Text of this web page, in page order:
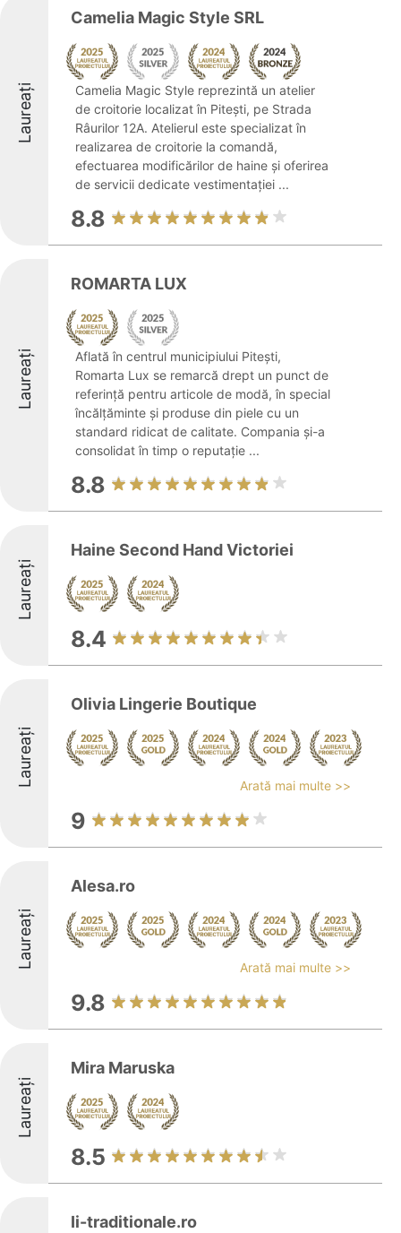
Laureați
Camelia Magic Style SRL
Camelia Magic Style reprezintă un atelier
de croitorie localizat în Pitești, pe Strada
Râurilor 12A. Atelierul este specializat în
realizarea de croitorie la comandă,
efectuarea modificărilor de haine și oferirea
de servicii dedicate vestimentației ...
8.8
Laureați
ROMARTA LUX
Aflată în centrul municipiului Pitești,
Romarta Lux se remarcă drept un punct de
referință pentru articole de modă, în special
încălțăminte și produse din piele cu un
standard ridicat de calitate. Compania și-a
consolidat în timp o reputație ...
8.8
Laureați
Haine Second Hand Victoriei
8.4
Laureați
Olivia Lingerie Boutique
Arată mai multe >>
9
Laureați
Alesa.ro
Arată mai multe >>
9.8
Laureați
Mira Maruska
8.5
Ii-traditionale.ro